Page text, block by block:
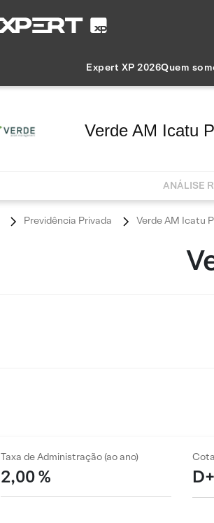
Expert XP 2026Quem
Verde AM Icatu
ANÁLISE
Previdência Privada Verde AM Icatu
Taxa de Administração (ao ano)
2,00 %